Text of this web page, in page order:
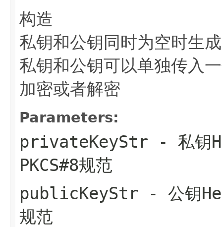
构造
私钥和公钥同时为空时生
私钥和公钥可以单独传入
加密或者解密
Parameters:
privateKeyStr - 私钥
PKCS#8规范
publicKeyStr - 公钥
规范